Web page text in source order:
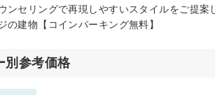
ンセリングで再現しやすいスタイルをご提
の建物【コインパーキング無料】
別参考価格